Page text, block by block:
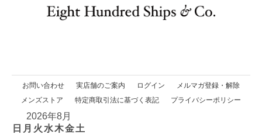
お問い合わせ 実店舗のご案内 ログイン
メルマガ登録・解除
メンズストア
特定商取引法に基づく表記 プライバシーポリシー
2026年8月
日 月 火 水木金土